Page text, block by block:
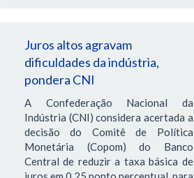
Juros altos agravam
dificuldades da indústria,
pondera CNI
A Confederação Nacional da
Indústria (CNI) considera acertada a
decisão do Comitê de Política
Monetária (Copom) do Banco
Central de reduzir a taxa básica de